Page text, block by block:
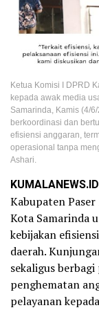
Ketua Komisi I DPRD
kepada awak media
Samarinda, Kamis (4/
berkoordinasi dan
efisiensi anggaran,
operasional tanpa
Ashari.
Kabupaten
Kota Samarinda
kebijakan
daerah.
sekaligus
penghematan
pelayanan